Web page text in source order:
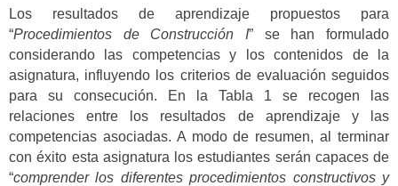
Los resultados de aprendizaje propuestos para
“Procedimientos de Construcción I” se han formulado
considerando las competencias y los contenidos de la
asignatura, influyendo los criterios de evaluación seguidos
para su consecución. En la Tabla 1 se recogen las
relaciones entre los resultados de aprendizaje y las
competencias asociadas. A modo de resumen, al terminar
con éxito esta asignatura los estudiantes serán capaces de
“comprender los diferentes procedimientos constructivos y